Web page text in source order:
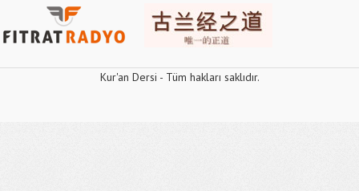
Kur'an Dersi - Tüm hakları saklıdır.